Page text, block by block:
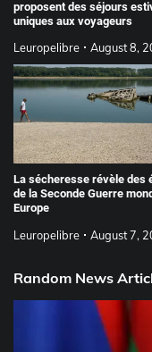
proposent des séjours
uniques aux voyageurs
Leuropelibre August 8,
La sécheresse révèle des
de la Seconde Guerre
Europe
Leuropelibre August 7,
Random News